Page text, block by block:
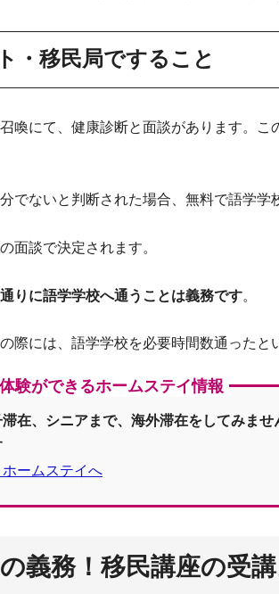
・移民局ですること
喚にて、健康診断と面談があります。
でないと判断された場合、無料で語学学
面談で決定されます。
りに語学学校へ通うことは義務です。
際には、語学学校を必要時間数通ったと
験ができるホームステイ情報
在、シニアまで、海外滞在をしてみま
ームステイへ
義務！移民講座の受